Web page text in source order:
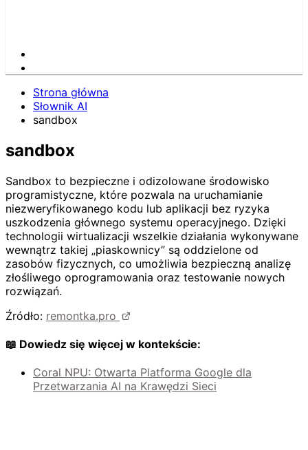
Strona główna
Słownik AI
sandbox
sandbox
Sandbox to bezpieczne i odizolowane środowisko
programistyczne, które pozwala na uruchamianie
niezweryfikowanego kodu lub aplikacji bez ryzyka
uszkodzenia głównego systemu operacyjnego. Dzięki
technologii wirtualizacji wszelkie działania wykonywane
wewnątrz takiej „piaskownicy” są oddzielone od
zasobów fizycznych, co umożliwia bezpieczną analizę
złośliwego oprogramowania oraz testowanie nowych
rozwiązań.
Źródło: remontka.pro
📖 Dowiedz się więcej w kontekście:
Coral NPU: Otwarta Platforma Google dla
Przetwarzania AI na Krawędzi Sieci